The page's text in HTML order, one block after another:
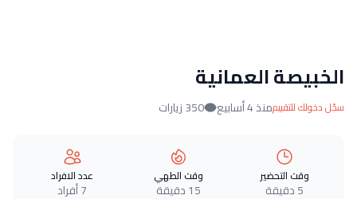
الخبيصة العمانية
سجّل دخولك للتقييممنذ 4 أسابيع 350 زيارات
وقت التحضير
5 دقيقة
وقت الطهي
15 دقيقة
عدد الافراد
7 أفراد